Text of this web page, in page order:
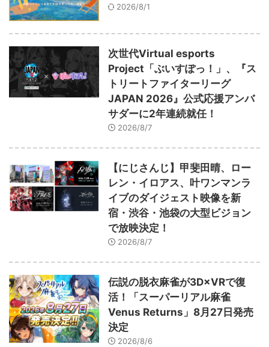
2026/8/1
次世代Virtual esports
Project「ぶいすぽっ！」、『ス
トリートファイターリーグ
JAPAN 2026』公式応援アンバ
サダーに2年連続就任！
2026/8/7
【にじさんじ】甲斐田晴、ロー
レン・イロアス、叶ワンマンラ
イブのダイジェスト映像を新
宿・渋谷・池袋の大型ビジョン
で放映決定！
2026/8/7
伝説の脱衣麻雀が3D×VRで復
活！「スーパーリアル麻雀
Venus Returns」8月27日発売
決定
2026/8/6